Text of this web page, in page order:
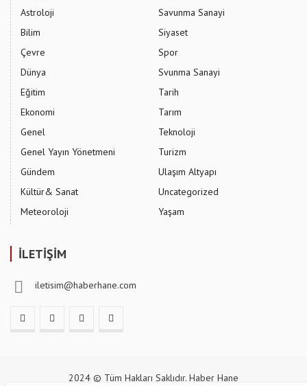
Astroloji
Bilim
Çevre
Dünya
Eğitim
Ekonomi
Genel
Genel Yayın Yönetmeni
Gündem
Kültür& Sanat
Meteoroloji
Savunma Sanayi
Siyaset
Spor
Svunma Sanayi
Tarih
Tarım
Teknoloji
Turizm
Ulaşım Altyapı
Uncategorized
Yaşam
İLETİŞİM
iletisim@haberhane.com
2024 © Tüm Hakları Saklıdır. Haber Hane